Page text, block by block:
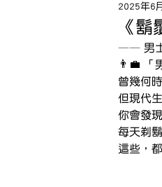
《
2025年6
—— 男士
👨‍💼 「
曾幾何
但現代
你會發現
每天剃
這些，